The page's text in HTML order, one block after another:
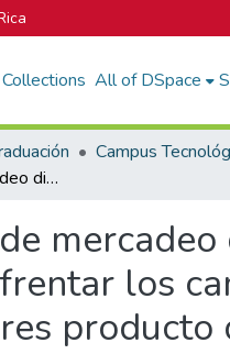
All of DSpace
Estrategia de mercadeo digital para el Supermercado Los Pinos que permita enfrentar los cambios en el comportamiento de compra de los consumidores producto del COVID-19
los
producto